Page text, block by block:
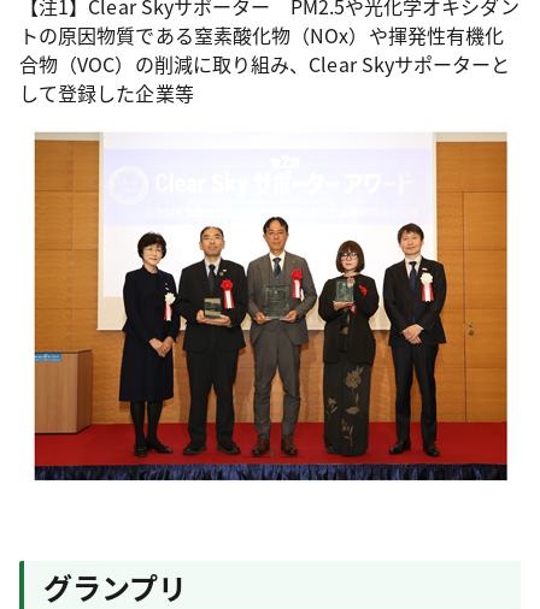
【注1】Clear Skyサポーター PM2.5や光化学オキシダン
トの原因物質である窒素酸化物（NOx）や揮発性有機化
合物（VOC）の削減に取り組み、Clear Skyサポーターと
して登録した企業等
グランプリ